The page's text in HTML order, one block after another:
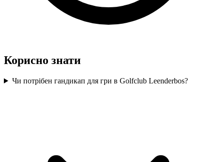
Корисно знати
Чи потрібен гандикап для гри в Golfclub Leenderbos?